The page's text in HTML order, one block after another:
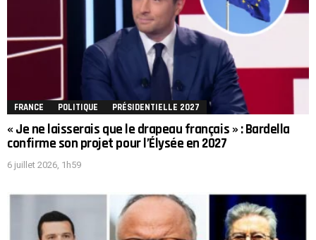
FRANCE POLITIQUE PRÉSIDENTIELLE 2027
« Je ne laisserais que le drapeau français » : Bardella
confirme son projet pour l’Élysée en 2027
6 juillet 2026, 1h59